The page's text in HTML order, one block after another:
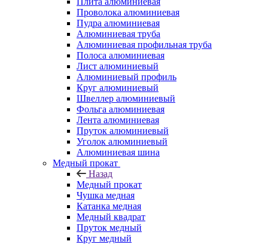
Проволока алюминиевая
Пудра алюминиевая
Алюминиевая труба
Алюминиевая профильная труба
Полоса алюминиевая
Лист алюминиевый
Алюминиевый профиль
Круг алюминиевый
Швеллер алюминиевый
Фольга алюминиевая
Лента алюминиевая
Пруток алюминиевый
Уголок алюминиевый
Алюминиевая шина
Медный прокат
Назад
Медный прокат
Чушка медная
Катанка медная
Медный квадрат
Пруток медный
Круг медный